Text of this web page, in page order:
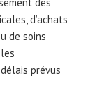
d’achats
de soins
prévus